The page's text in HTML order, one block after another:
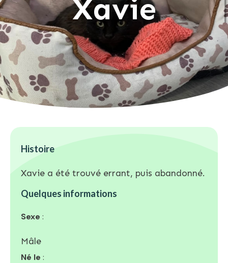
Xavie
Histoire
Xavie a été trouvé errant, puis abandonné.
Quelques informations
Sexe :
Mâle
Né le :